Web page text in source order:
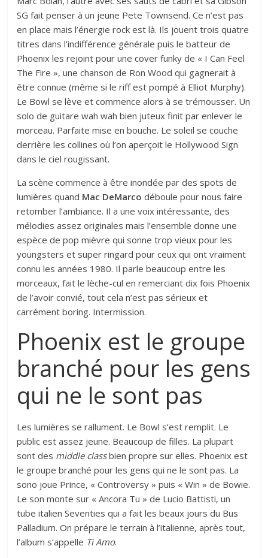
SG fait penser à un jeune Pete Townsend. Ce n’est pas
en place mais l’énergie rock est là. Ils jouent trois quatre
titres dans l’indifférence générale puis le batteur de
Phoenix les rejoint pour une cover funky de « I Can Feel
The Fire », une chanson de Ron Wood qui gagnerait à
être connue (même si le riff est pompé à Elliot Murphy).
Le Bowl se lève et commence alors à se trémousser. Un
solo de guitare wah wah bien juteux finit par enlever le
morceau. Parfaite mise en bouche. Le soleil se couche
derrière les collines où l’on aperçoit le Hollywood Sign
dans le ciel rougissant.
La scène commence à être inondée par des spots de
lumières quand Mac DeMarco déboule pour nous faire
retomber l’ambiance. Il a une voix intéressante, des
mélodies assez originales mais l’ensemble donne une
espèce de pop mièvre qui sonne trop vieux pour les
youngsters et super ringard pour ceux qui ont vraiment
connu les années 1980. Il parle beaucoup entre les
morceaux, fait le lèche-cul en remerciant dix fois Phoenix
de l’avoir convié, tout cela n’est pas sérieux et
carrément boring. Intermission.
Phoenix est le groupe
branché pour les gens
qui ne le sont pas
Les lumières se rallument. Le Bowl s’est remplit. Le
public est assez jeune. Beaucoup de filles. La plupart
sont des middle classbien propre sur elles. Phoenix est
le groupe branché pour les gens qui ne le sont pas. La
sono joue Prince, « Controversy » puis « Win » de Bowie.
Le son monte sur « Ancora Tu » de Lucio Battisti, un
tube italien Seventies qui a fait les beaux jours du Bus
Palladium. On prépare le terrain à l’italienne, après tout,
l’album s’appelle Ti Amo.